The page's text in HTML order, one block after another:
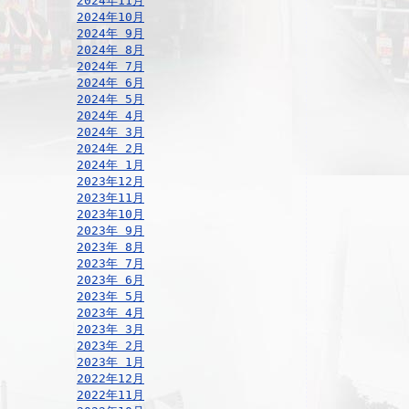
2024年10月
2024年 9月
2024年 8月
2024年 7月
2024年 6月
2024年 5月
2024年 4月
2024年 3月
2024年 2月
2024年 1月
2023年12月
2023年11月
2023年10月
2023年 9月
2023年 8月
2023年 7月
2023年 6月
2023年 5月
2023年 4月
2023年 3月
2023年 2月
2023年 1月
2022年12月
2022年11月